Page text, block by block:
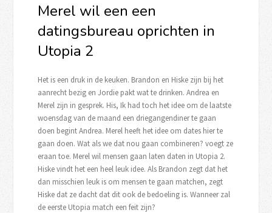
Merel wil een een
datingsbureau oprichten in
Utopia 2
Het is een druk in de keuken. Brandon en Hiske zijn bij het
aanrecht bezig en Jordie pakt wat te drinken. Andrea en
Merel zijn in gesprek. His, Ik had toch het idee om de laatste
woensdag van de maand een driegangendiner te gaan
doen begint Andrea. Merel heeft het idee om dates hier te
gaan doen. Wat als we dat nou gaan combineren? voegt ze
eraan toe. Merel wil mensen gaan laten daten in Utopia 2.
Hiske vindt het een heel leuk idee. Als Brandon zegt dat het
dan misschien leuk is om mensen te gaan matchen, zegt
Hiske dat ze dacht dat dit ook de bedoeling is. Wanneer zal
de eerste Utopia match een feit zijn?